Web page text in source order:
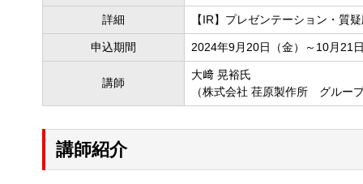
詳細 【IR】プレゼンテーション・質
申込期間 2024年9月20日（金）～10月21
講師
大﨑 晃裕氏
（株式会社 荏原製作所 グルー
講師紹介